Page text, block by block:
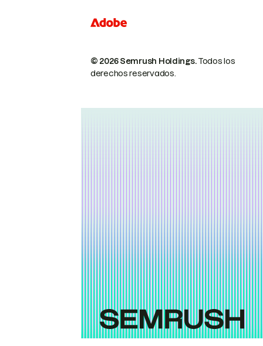
© 2026 Semrush Holdings.Todos los
derechos reservados.